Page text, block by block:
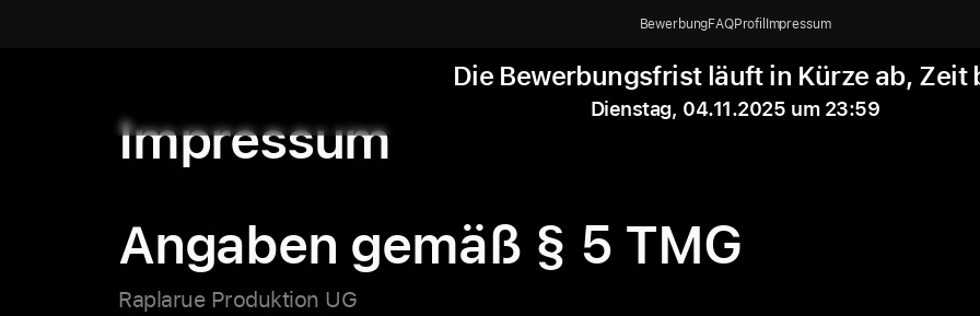
BewerbungFAQProfil Impressum
Die Bewerbungsfrist läuft in Kürze ab, Zeit
Dienstag, 04.11.2025 um 23:59
Impressum
Angaben gemäß § 5 TMG
Raplarue Produktion UG